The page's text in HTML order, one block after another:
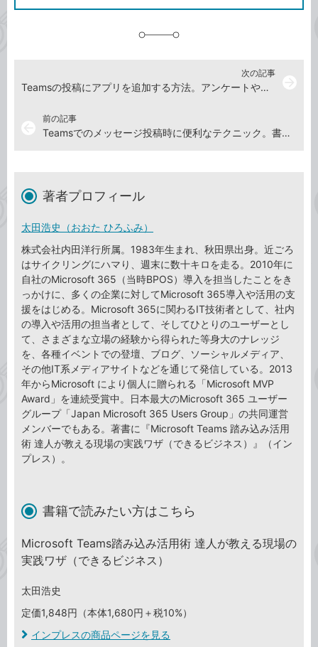
前の記事
Teamsでのメッセージ投稿時に便利なテクニック。書式や重要フラグ、アナウンスを使いこなす【Teams踏み込み活用術】
次の記事
Teamsの投稿にアプリを追加する方法。アンケートや感謝の表現、承認ワークフローにも使える！【Teams踏み込み活用術】
著者プロフィール
太田浩史（おおた ひろふみ）
株式会社内田洋行所属。1983年生まれ、秋田県出身。近ごろ
はサイクリングにハマり、週末に数十キロを走る。2010年に
自社のMicrosoft 365（当時BPOS）導入を担当したことをき
っかけに、多くの企業に対してMicrosoft 365導入や活用の支
援をはじめる。Microsoft 365に関わるIT技術者として、社内
の導入や活用の担当者として、そしてひとりのユーザーとし
て、さまざまな立場の経験から得られた等身大のナレッジ
を、各種イベントでの登壇、ブログ、ソーシャルメディア、
その他IT系メディアサイトなどを通じて発信している。2013
年からMicrosoft により個人に贈られる「Microsoft MVP
Award」を連続受賞中。日本最大のMicrosoft 365 ユーザー
グループ「Japan Microsoft 365 Users Group」の共同運営
メンバーでもある。著書に『Microsoft Teams 踏み込み活用
術 達人が教える現場の実践ワザ（できるビジネス）』（イン
プレス）。
書籍で読みたい方はこちら
Microsoft Teams踏み込み活用術 達人が教える現場の
実践ワザ（できるビジネス）
太田浩史
定価1,848円（本体1,680円＋税10%）
インプレスの商品ページを見る